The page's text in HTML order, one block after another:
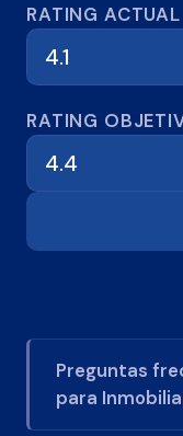
RATING ACTUAL
RATING
Preguntas
para